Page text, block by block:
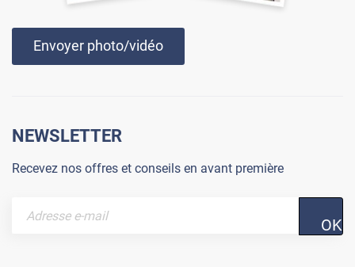
Envoyer photo/vidéo
NEWSLETTER
Recevez nos offres et conseils en avant première
OK